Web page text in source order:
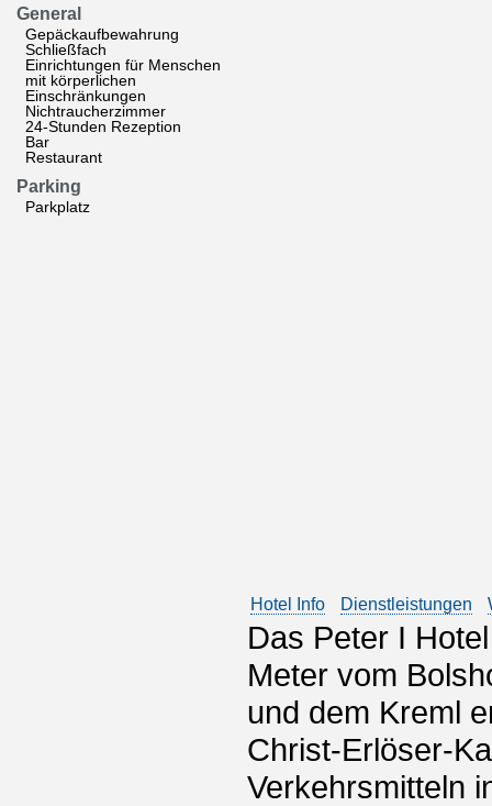
General
Gepäckaufbewahrung
Schließfach
Einrichtungen für Menschen
mit körperlichen
Einschränkungen
Nichtraucherzimmer
24-Stunden Rezeption
Bar
Restaurant
Parking
Parkplatz
Hotel Info Dienstleistungen
Das Peter I
Meter vom
und dem Kreml
Christ-Erlöser-
Verkehrsmitteln